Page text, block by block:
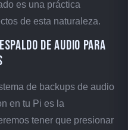
es una práctica
de esta naturaleza.
de audio para
de backups de audio
en tu Pi es la
tener que presionar